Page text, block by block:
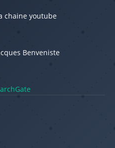
chaine youtube
Benveniste